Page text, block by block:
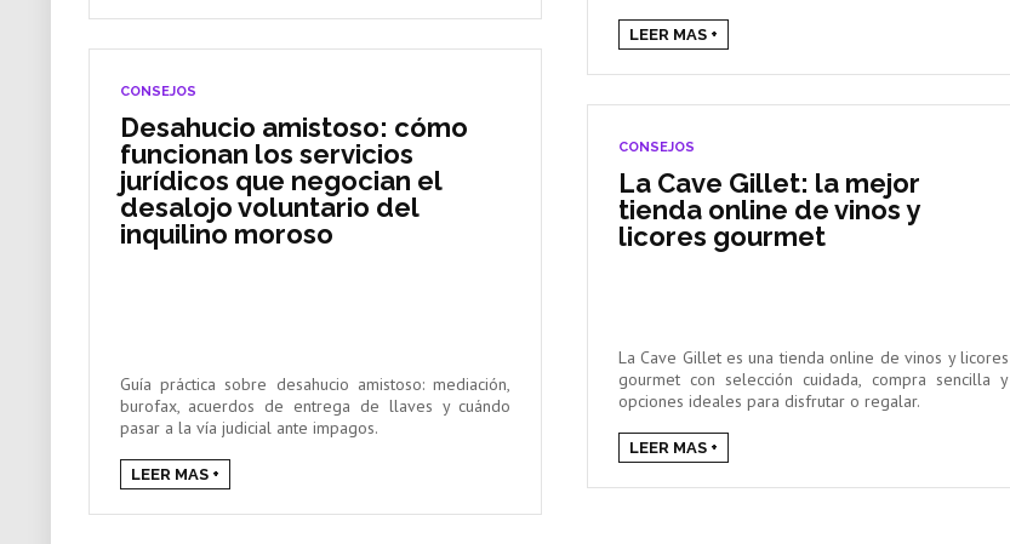
LEER MAS +
CONSEJOS
Desahucio amistoso: cómo
funcionan los servicios
jurídicos que negocian el
desalojo voluntario del
inquilino moroso
Guía práctica sobre desahucio amistoso: mediación,
burofax, acuerdos de entrega de llaves y cuándo
pasar a la vía judicial ante impagos.
LEER MAS +
CONSEJOS
La Cave Gillet: la mejor
tienda online de vinos y
licores gourmet
La Cave Gillet es una tienda online de vinos y licores
gourmet con selección cuidada, compra sencilla y
opciones ideales para disfrutar o regalar.
LEER MAS +